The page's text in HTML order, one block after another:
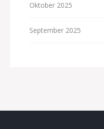
Oktober 2025
September 2025